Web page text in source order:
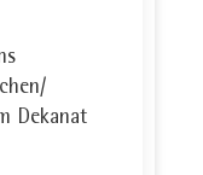
Dekanat